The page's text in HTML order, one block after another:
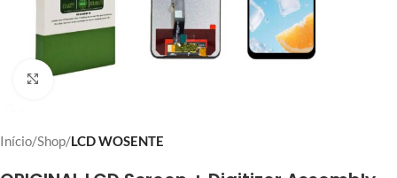
Click to enlarge
Início Shop LCD WOSENTE